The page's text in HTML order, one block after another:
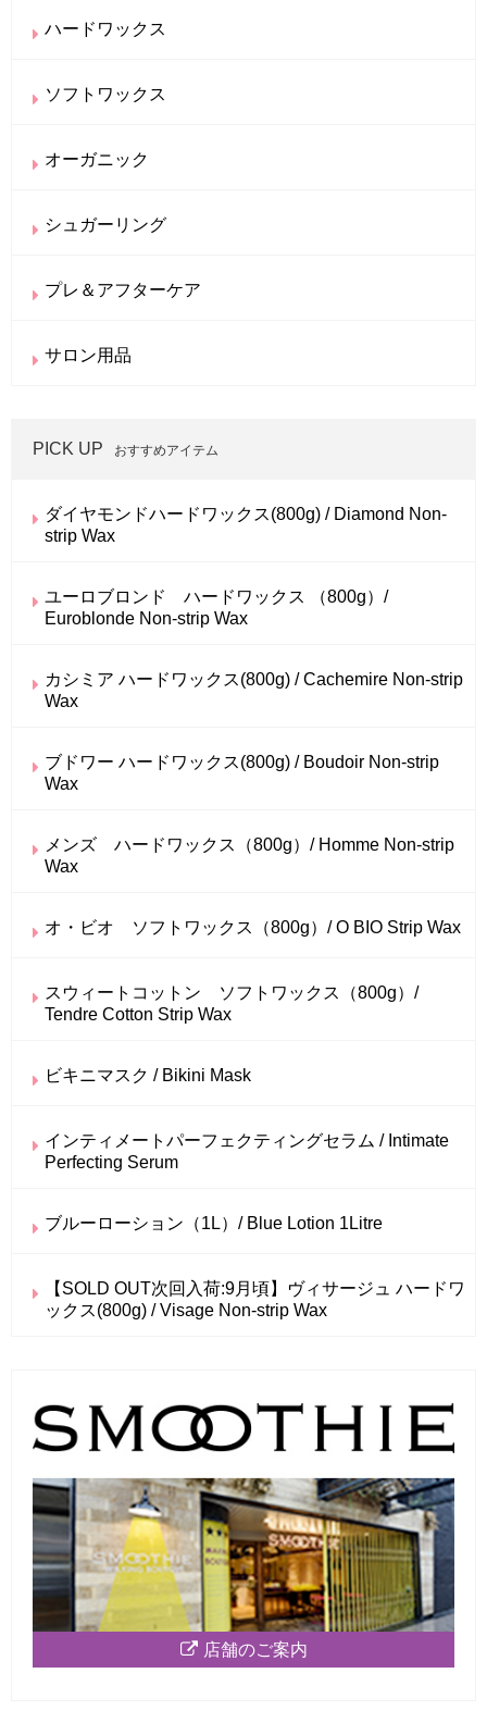
ハードワックス
ソフトワックス
オーガニック
シュガーリング
プレ＆アフターケア
サロン用品
PICK UP おすすめアイテム
ダイヤモンドハードワックス(800g) / Diamond Non-
strip Wax
ユーロブロンド ハードワックス （800g）/
Euroblonde Non-strip Wax
カシミア ハードワックス(800g) / Cachemire Non-strip
Wax
ブドワー ハードワックス(800g) / Boudoir Non-strip
Wax
メンズ ハードワックス（800g）/ Homme Non-strip
Wax
オ・ビオ ソフトワックス（800g）/ O BIO Strip Wax
スウィートコットン ソフトワックス（800g）/
Tendre Cotton Strip Wax
ビキニマスク / Bikini Mask
インティメートパーフェクティングセラム / Intimate
Perfecting Serum
ブルーローション（1L）/ Blue Lotion 1Litre
【SOLD OUT次回入荷:9月頃】ヴィサージュ ハードワ
ックス(800g) / Visage Non-strip Wax
店舗のご案内